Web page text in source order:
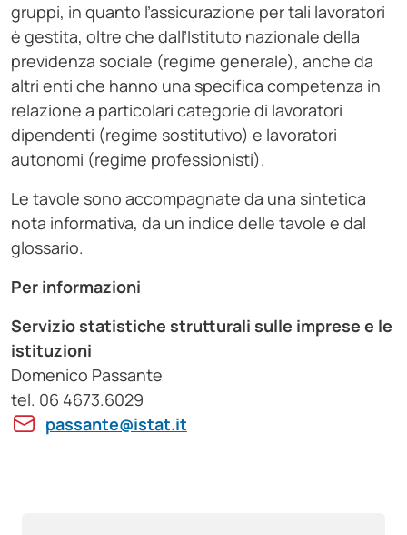
gruppi, in quanto l’assicurazione per tali lavoratori
è gestita, oltre che dall’Istituto nazionale della
previdenza sociale (regime generale), anche da
altri enti che hanno una specifica competenza in
relazione a particolari categorie di lavoratori
dipendenti (regime sostitutivo) e lavoratori
autonomi (regime professionisti).
Le tavole sono accompagnate da una sintetica
nota informativa, da un indice delle tavole e dal
glossario.
Per informazioni
Servizio statistiche strutturali sulle imprese e le
istituzioni
Domenico Passante
tel. 06 4673.6029
passante@istat.it